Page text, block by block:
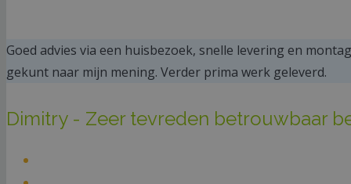
Goed advies via een huisbezoek, snelle levering en
gekunt naar mijn mening. Verder prima werk geleverd.
Dimitry - Zeer tevreden betrouwbaar